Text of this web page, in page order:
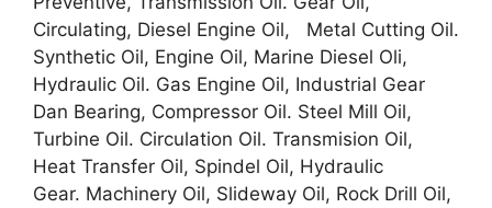
Circulating, Diesel Engine Oil, Metal Cutting Oil.
Synthetic Oil, Engine Oil, Marine Diesel Oli,
Hydraulic Oil. Gas Engine Oil, Industrial Gear
Dan Bearing, Compressor Oil. Steel Mill Oil,
Turbine Oil. Circulation Oil. Transmision Oil,
Heat Transfer Oil, Spindel Oil, Hydraulic
Gear. Machinery Oil, Slideway Oil, Rock Drill Oil,